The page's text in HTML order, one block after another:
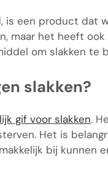
is een product dat
maar het heeft
om slakken te
slakken?
gif voor slakken.
Het is
bij kunnen